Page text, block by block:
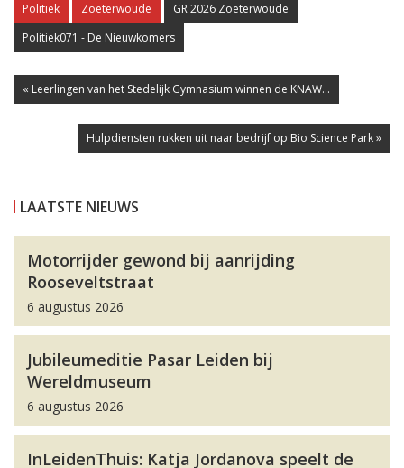
Politiek Zoeterwoude
GR 2026 Zoeterwoude
Politiek071 - De Nieuwkomers
« Leerlingen van het Stedelijk Gymnasium winnen de KNAW...
Hulpdiensten rukken uit naar bedrijf op Bio Science Park »
LAATSTE NIEUWS
Motorrijder gewond bij aanrijding
Rooseveltstraat
6 augustus 2026
Jubileumeditie Pasar Leiden bij
Wereldmuseum
6 augustus 2026
InLeidenThuis: Katja Jordanova speelt de